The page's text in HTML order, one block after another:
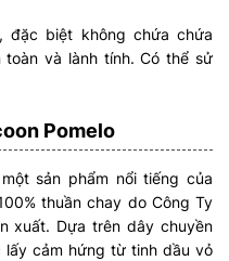
đặc biệt không chứa chứa
và lành tính. Có thể sử
Pomelo
sản phẩm nổi tiếng của
thuần chay do Công Ty
xuất. Dựa trên dây chuyền
lấy cảm hứng từ tinh dầu vỏ